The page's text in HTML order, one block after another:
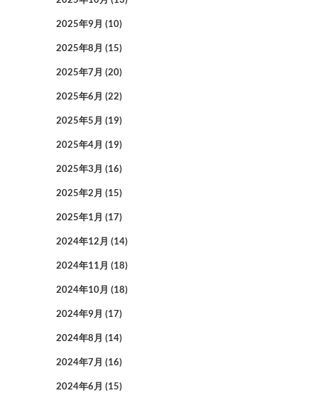
2025年9月 (10)
2025年8月 (15)
2025年7月 (20)
2025年6月 (22)
2025年5月 (19)
2025年4月 (19)
2025年3月 (16)
2025年2月 (15)
2025年1月 (17)
2024年12月 (14)
2024年11月 (18)
2024年10月 (18)
2024年9月 (17)
2024年8月 (14)
2024年7月 (16)
2024年6月 (15)